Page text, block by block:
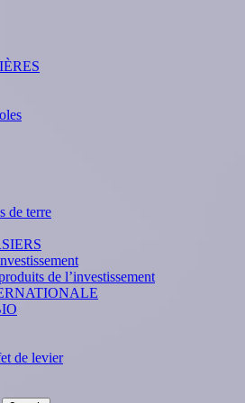
de terre
de l’investissement
de levier